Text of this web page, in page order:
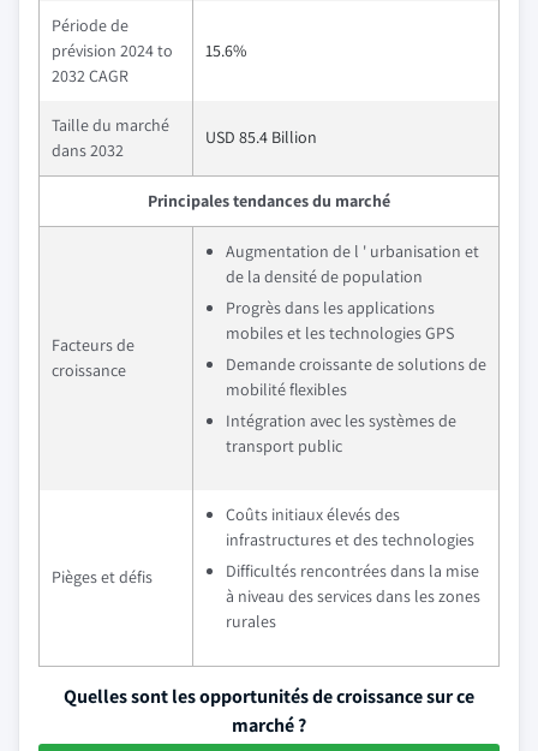
Période de
prévision 2024 to
2032 CAGR
15.6%
Taille du marché
dans 2032
USD 85.4 Billion
Principales tendances du marché
Facteurs de
croissance
Augmentation de l ' urbanisation et
de la densité de population
Progrès dans les applications
mobiles et les technologies GPS
Demande croissante de solutions de
mobilité flexibles
Intégration avec les systèmes de
transport public
Pièges et défis
Coûts initiaux élevés des
infrastructures et des technologies
Difficultés rencontrées dans la mise
à niveau des services dans les zones
rurales
Quelles sont les opportunités de croissance sur ce
marché ?